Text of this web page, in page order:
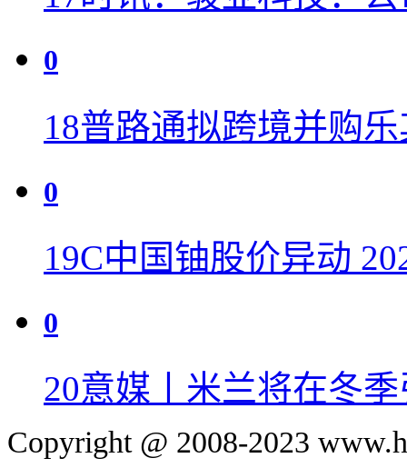
0
18普路通拟跨境并购
0
19C中国铀股价异动
0
20意媒丨米兰将在冬
Copyright @ 2008-2023